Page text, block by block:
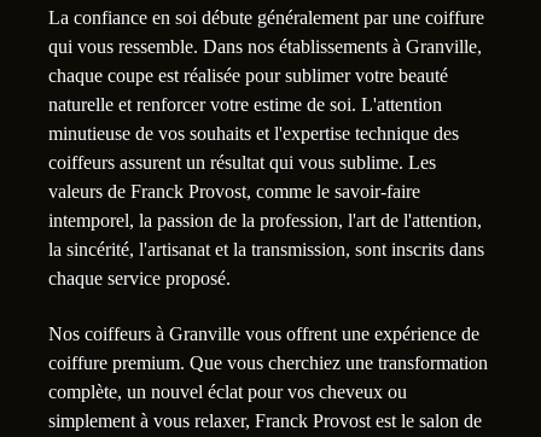
La confiance en soi débute généralement par une coiffure
qui vous ressemble. Dans nos établissements à Granville,
chaque coupe est réalisée pour sublimer votre beauté
naturelle et renforcer votre estime de soi. L'attention
minutieuse de vos souhaits et l'expertise technique des
coiffeurs assurent un résultat qui vous sublime. Les
valeurs de Franck Provost, comme le savoir-faire
intemporel, la passion de la profession, l'art de l'attention,
la sincérité, l'artisanat et la transmission, sont inscrits dans
chaque service proposé.
Nos coiffeurs à Granville vous offrent une expérience de
coiffure premium. Que vous cherchiez une transformation
complète, un nouvel éclat pour vos cheveux ou
simplement à vous relaxer, Franck Provost est le salon de